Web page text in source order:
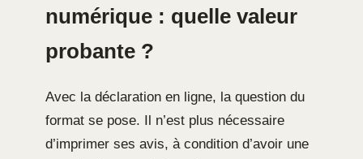
numérique : quelle valeur
probante ?
Avec la déclaration en ligne, la question du
format se pose. Il n’est plus nécessaire
d’imprimer ses avis, à condition d’avoir une